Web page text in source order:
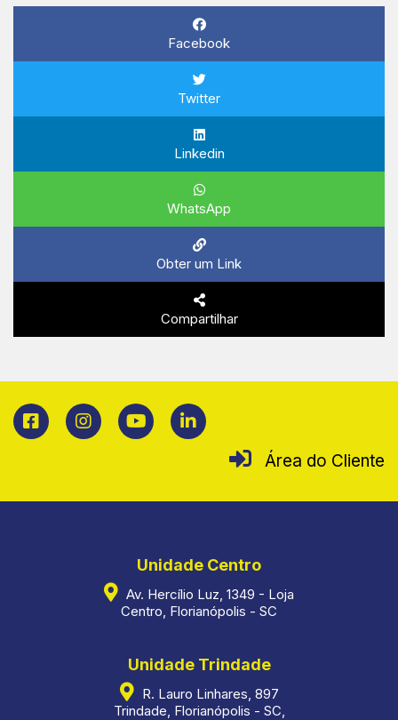
Facebook
Twitter
Linkedin
WhatsApp
Obter um Link
Compartilhar
Área do Cliente
Unidade Centro
Av. Hercílio Luz, 1349 - Loja
Centro, Florianópolis - SC
Unidade Trindade
R. Lauro Linhares, 897
Trindade, Florianópolis - SC,